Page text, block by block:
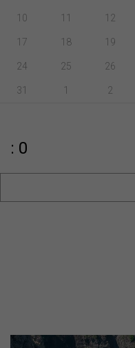
10 11 12
17 18 19
24 25 26
31 1 2
: 0